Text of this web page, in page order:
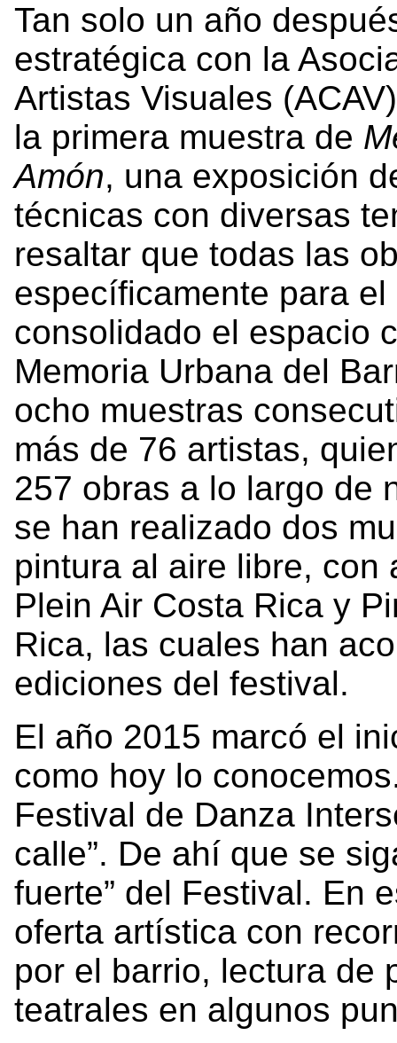
Tan solo un año
estratégica con la
Artistas Visuales
la primera muestra de
Amón, una exposición
técnicas con diversas
resaltar que todas las
específicamente para
consolidado el espacio
Memoria Urbana del
ocho muestras
más de 76 artistas,
257 obras a lo largo de
se han realizado dos
pintura al aire libre, con
Plein Air Costa Rica y
Rica, las cuales han
ediciones del festival.
El año 2015 marcó el
como hoy lo
Festival de Danza
calle”. De ahí que se
fuerte” del Festival. En
oferta artística con
por el barrio, lectura de
teatrales en algunos